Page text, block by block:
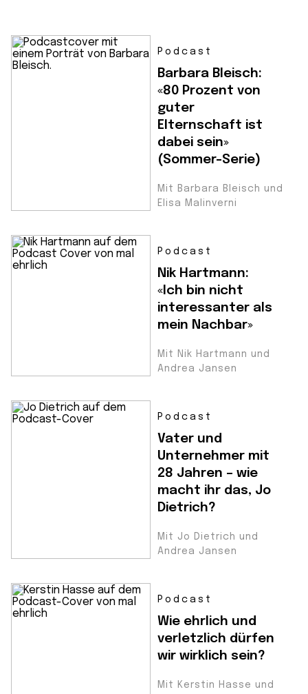
Podcast
Barbara Bleisch:
«80 Prozent von
guter
Elternschaft ist
dabei sein»
(Sommer-Serie)
Mit Barbara Bleisch und
Elisa Malinverni
Podcast
Nik Hartmann:
«Ich bin nicht
interessanter als
mein Nachbar»
Mit Nik Hartmann und
Andrea Jansen
Podcast
Vater und
Unternehmer mit
28 Jahren – wie
macht ihr das, Jo
Dietrich?
Mit Jo Dietrich und
Andrea Jansen
Podcast
Wie ehrlich und
verletzlich dürfen
wir wirklich sein?
Mit Kerstin Hasse und